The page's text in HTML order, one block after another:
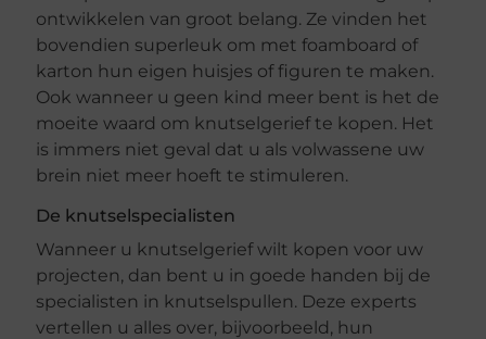
ontwikkelen van groot belang. Ze vinden het
bovendien superleuk om met foamboard of
karton hun eigen huisjes of figuren te maken.
Ook wanneer u geen kind meer bent is het de
moeite waard om knutselgerief te kopen. Het
is immers niet geval dat u als volwassene uw
brein niet meer hoeft te stimuleren.
De knutselspecialisten
Wanneer u knutselgerief wilt kopen voor uw
projecten, dan bent u in goede handen bij de
specialisten in knutselspullen. Deze experts
vertellen u alles over, bijvoorbeeld, hun